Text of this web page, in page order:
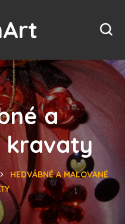
a
kravaty
HEDVÁBNÉ A MALOVANÉ